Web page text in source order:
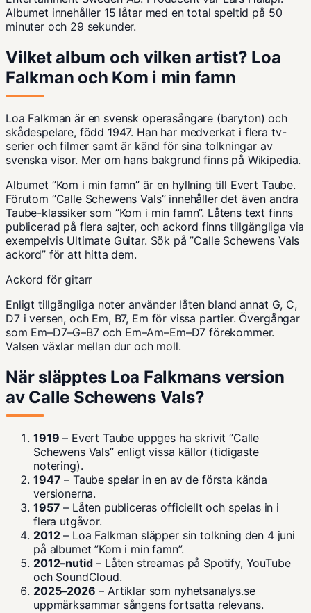
Albumet innehåller 15 låtar med en total speltid på 50
minuter och 29 sekunder.
Vilket album och vilken artist? Loa
Falkman och Kom i min famn
Loa Falkman är en svensk operasångare (baryton) och
skådespelare, född 1947. Han har medverkat i flera tv-
serier och filmer samt är känd för sina tolkningar av
svenska visor. Mer om hans bakgrund finns på Wikipedia.
Albumet ”Kom i min famn” är en hyllning till Evert Taube.
Förutom ”Calle Schewens Vals” innehåller det även andra
Taube-klassiker som ”Kom i min famn”. Låtens text finns
publicerad på flera sajter, och ackord finns tillgängliga via
exempelvis Ultimate Guitar. Sök på ”Calle Schewens Vals
ackord” för att hitta dem.
Ackord för gitarr
Enligt tillgängliga noter använder låten bland annat G, C,
D7 i versen, och Em, B7, Em för vissa partier. Övergångar
som Em–D7–G–B7 och Em–Am–Em–D7 förekommer.
Valsen växlar mellan dur och moll.
När släpptes Loa Falkmans version
av Calle Schewens Vals?
1919 – Evert Taube uppges ha skrivit ”Calle
Schewens Vals” enligt vissa källor (tidigaste
notering).
1947 – Taube spelar in en av de första kända
versionerna.
1957 – Låten publiceras officiellt och spelas in i
flera utgåvor.
2012– Loa Falkman släpper sin tolkning den 4 juni
på albumet ”Kom i min famn”.
2012–nutid– Låten streamas på Spotify, YouTube
och SoundCloud.
2025–2026 – Artiklar som nyhetsanalys.se
uppmärksammar sångens fortsatta relevans.